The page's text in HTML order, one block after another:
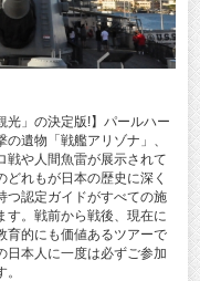
光」の決定版!】パールハー
遺物「戦艦アリゾナ」、
戦や人間魚雷が展示されて
れもが日本の歴史に深く
つ認定ガイドがすべての施
す。戦前から戦後、現在に
育的にも価値あるツアーで
日本人に一度は必ずご参加